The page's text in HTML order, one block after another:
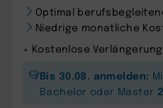
Optimal
Niedrige monatliche
+ Kostenlose
Bis 30.08. anmelden:
Bachelor oder Master